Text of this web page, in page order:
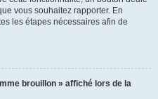
vous souhaitez rapporter. En
les étapes nécessaires afin de
brouillon » affiché lors de la